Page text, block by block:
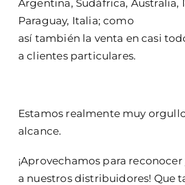
Argentina, Sudáfrica, Australia,
Paraguay, Italia; como
así también la venta en casi
a clientes particulares.
Estamos realmente muy
alcance.
¡Aprovechamos para
a nuestros distribuidores! Que